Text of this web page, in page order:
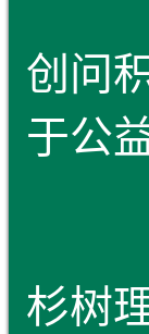
创问
于公
杉树